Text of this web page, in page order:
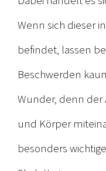
Wenn sich dieser
befindet, lassen
Beschwerden
Wunder, denn
und Körper
besonders